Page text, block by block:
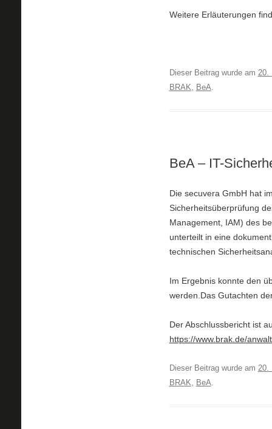
Weitere Erläuterungen
Dieser Beitrag wurde am 20.
BRAK, BeA.
BeA – IT-
Die secuvera GmbH hat
Sicherheitsüberprüfung
Management, IAM) des
unterteilt in eine
technischen
Im Ergebnis konnte den
werden.Das Gutachten
Der Abschlussbericht ist
https://www.brak.de/
Dieser Beitrag wurde am 20.
BRAK, BeA.